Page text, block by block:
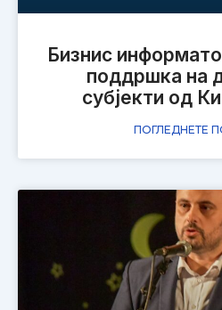
Бизнис
поддршка на
субјекти од
ПОГЛЕДНЕТЕ